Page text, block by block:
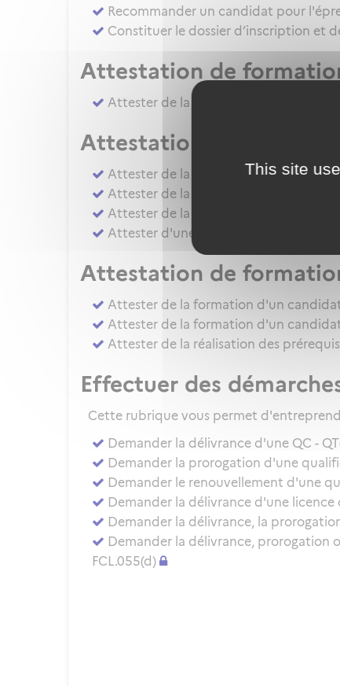
This site
Recommander un candidat pour
Constituer le dossier d’inscription et
Attestation de
Attester de la formation pratique d'un
Attestation de
Attester de la formation pratique d'un
Attester de la formation pratique
Attester de la formation ou de
Attester d'une évaluation de niveau
Attestation de
Attester de la formation d'un
Attester de la formation d'un
Attester de la réalisation des
Effectuer des
Cette rubrique vous permet
Demander la délivrance d'une QC -
Demander la prorogation d'une
Demander le renouvellement d'une
Demander la délivrance d'une licence
Demander la délivrance, la
Demander la délivrance, prorogation
FCL.055(d)